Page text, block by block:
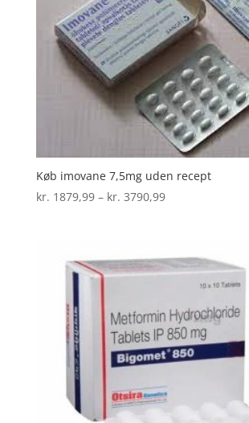
Køb imovane 7,5mg uden recept
kr. 1879,99 – kr. 3790,99Prisinterval: